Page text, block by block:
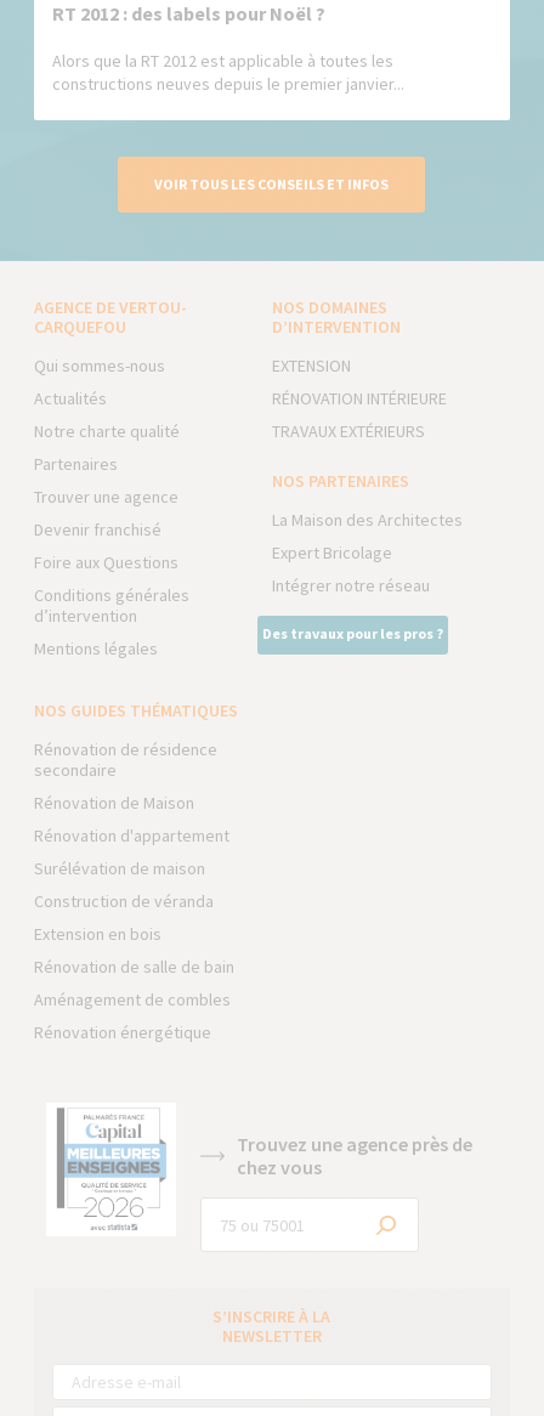
RT 2012 : des labels pour Noël ?
Alors que la RT 2012 est applicable à toutes les
constructions neuves depuis le premier janvier...
VOIR TOUS LES CONSEILS ET INFOS
AGENCE DE VERTOU-
CARQUEFOU
Qui sommes-nous
Actualités
Notre charte qualité
Partenaires
Trouver une agence
Devenir franchisé
Foire aux Questions
Conditions générales
d’intervention
Mentions légales
NOS DOMAINES
D’INTERVENTION
EXTENSION
RÉNOVATION INTÉRIEURE
TRAVAUX EXTÉRIEURS
NOS PARTENAIRES
La Maison des Architectes
Expert Bricolage
Intégrer notre réseau
Des travaux pour les pros ?
NOS GUIDES THÉMATIQUES
Rénovation de résidence
secondaire
Rénovation de Maison
Rénovation d'appartement
Surélévation de maison
Construction de véranda
Extension en bois
Rénovation de salle de bain
Aménagement de combles
Rénovation énergétique
Trouvez une agence près de
chez vous
S’INSCRIRE À LA
NEWSLETTER